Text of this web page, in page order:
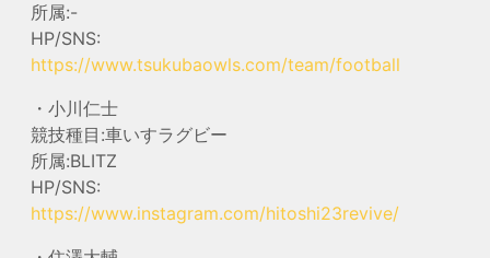
所属:-
HP/SNS:
https://www.tsukubaowls.com/team/football
・小川仁士
競技種目:車いすラグビー
所属:BLITZ
HP/SNS:
https://www.instagram.com/hitoshi23revive/